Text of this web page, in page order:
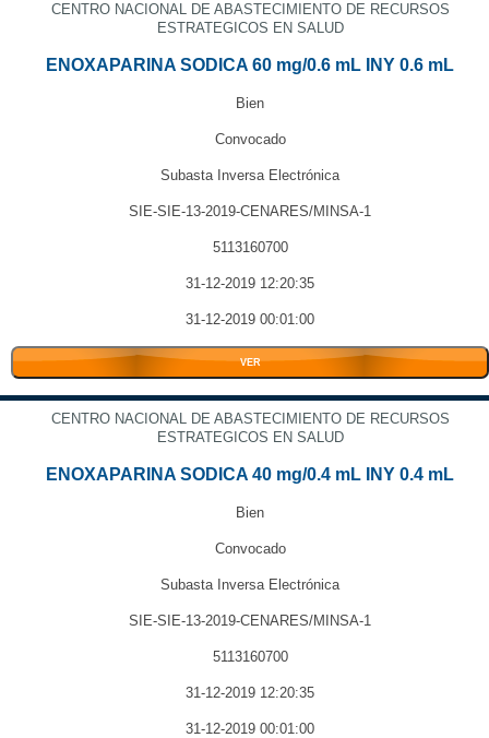
CENTRO NACIONAL DE ABASTECIMIENTO DE RECURSOS
ESTRATEGICOS EN SALUD
ENOXAPARINA SODICA 60 mg/0.6 mL INY 0.6 mL
Bien
Convocado
Subasta Inversa Electrónica
SIE-SIE-13-2019-CENARES/MINSA-1
5113160700
31-12-2019 12:20:35
31-12-2019 00:01:00
VER
CENTRO NACIONAL DE ABASTECIMIENTO DE RECURSOS
ESTRATEGICOS EN SALUD
ENOXAPARINA SODICA 40 mg/0.4 mL INY 0.4 mL
Bien
Convocado
Subasta Inversa Electrónica
SIE-SIE-13-2019-CENARES/MINSA-1
5113160700
31-12-2019 12:20:35
31-12-2019 00:01:00